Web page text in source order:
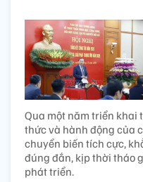
Qua một năm triển khai
thức và hành động của
chuyển biến tích cực,
đúng đắn, kịp thời tháo
phát triển.